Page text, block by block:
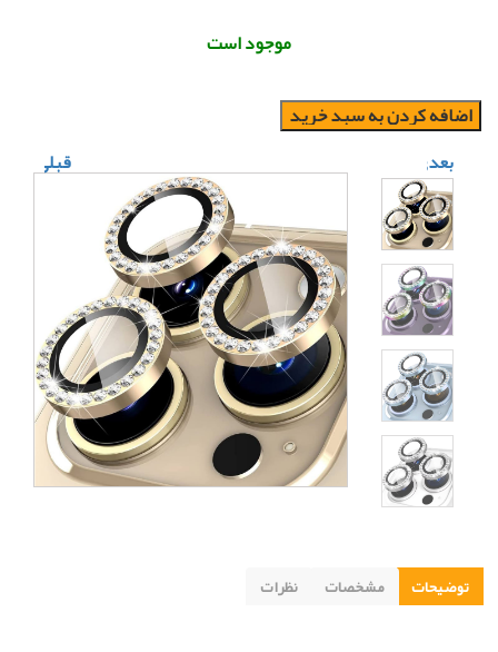
موجود است
اضافه کردن به سبد خرید
قبلی
بعدی
توضیحات مشخصات نظرات